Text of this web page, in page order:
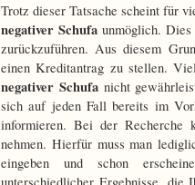
Trotz dieser Tatsache scheint für
negativer Schufa unmöglich.
zurückzuführen. Aus diesem
einen Kreditantrag zu stellen.
negativer Schufanicht
sich auf jeden Fall bereits im
informieren. Bei der Recherche
nehmen. Hierfür muss man
eingeben und schon
unterschiedlicher Ergebnisse,